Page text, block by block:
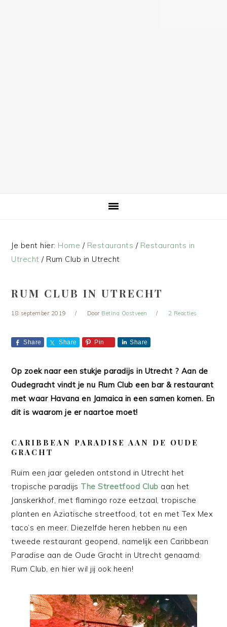
Je bent hier: Home / Restaurants / Restaurants in
Utrecht /Rum Club in Utrecht
RUM CLUB IN UTRECHT
18 september 2019 Door Betina Oostveen 2 Reacties
Share Share Pin Share
Op zoek naar een stukje paradijs in Utrecht ? Aan de
Oudegracht vindt je nu Rum Club een bar & restaurant
met waar Havana en Jamaica in een samen komen. En
dit is waarom je er naartoe moet!
CARIBBEAN PARADISE AAN DE OUDE
GRACHT
Ruim een jaar geleden ontstond in Utrecht het
tropische paradijs The Streetfood Club aan het
Janskerkhof, met flamingo roze eetzaal, tropische
planten en Aziatische streetfood, tot en met Tex Mex
taco’s en meer. Diezelfde heren hebben nu een
tweede restaurant geopend, namelijk een Caribbean
Paradise aan de Oude Gracht in Utrecht genaamd:
Rum Club, en hier wil jij ook heen!